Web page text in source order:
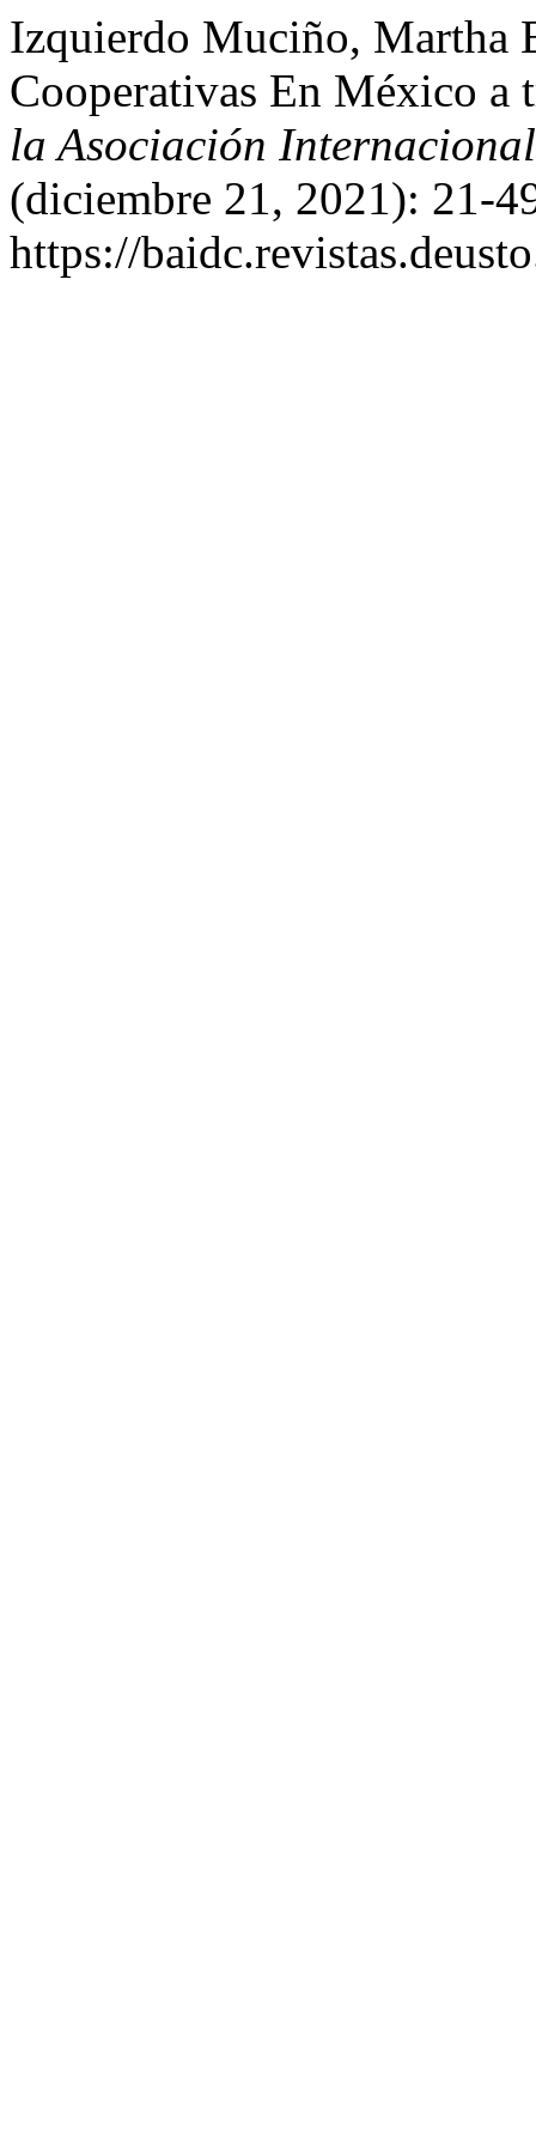
Izquierdo Muciño, Martha
Cooperativas En México a
la Asociación
(diciembre 21, 2021): 21-
https://